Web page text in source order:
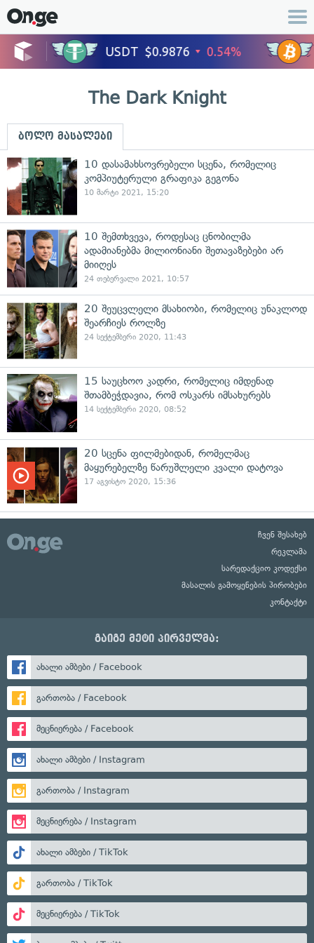
The Dark Knight
ბოლო მასალები
10 დასამახსოვრებელი სცენა, რომელიც
კომპიუტერული გრაფიკა გეგონა
10 მარტი 2021, 15:20
10 შემთხვევა, როდესაც ცნობილმა
ადამიანებმა მილიონიანი შეთავაზებები არ
მიიღეს
24 თებერვალი 2021, 10:57
20 შეუცვლელი მსახიობი, რომელიც უნაკლოდ
შეარჩიეს როლზე
24 სექტემბერი 2020, 11:43
15 საუცხოო კადრი, რომელიც იმდენად
შთამბეჭდავია, რომ ოსკარს იმსახურებს
14 სექტემბერი 2020, 08:52
20 სცენა ფილმებიდან, რომელმაც
მაყურებელზე წარუშლელი კვალი დატოვა
17 აგვისტო 2020, 15:36
ჩვენ შესახებ
რეკლამა
სარედაქციო კოდექსი
მასალის გამოყენების პირობები
კონტაქტი
გაიგე მეტი პირველმა:
ახალი ამბები / Facebook
გართობა / Facebook
მეცნიერება / Facebook
ახალი ამბები / Instagram
გართობა / Instagram
მეცნიერება / Instagram
ახალი ამბები / TikTok
გართობა / TikTok
მეცნიერება / TikTok